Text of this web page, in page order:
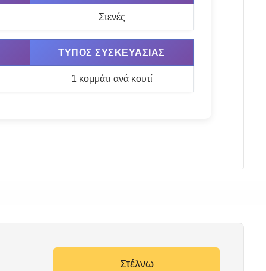
Στενές
ΤΎΠΟΣ ΣΥΣΚΕΥΑΣΊΑΣ
1 κομμάτι ανά κουτί
Στέλνω